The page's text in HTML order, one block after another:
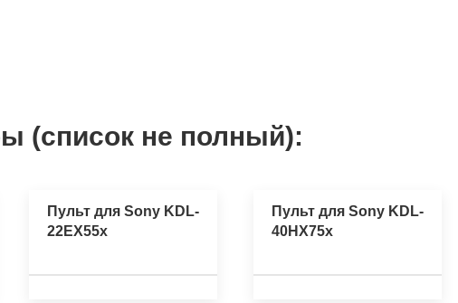
(список не полный):
Пульт для Sony KDL-
22EX55x
Пульт для Sony KDL-
40HX75x